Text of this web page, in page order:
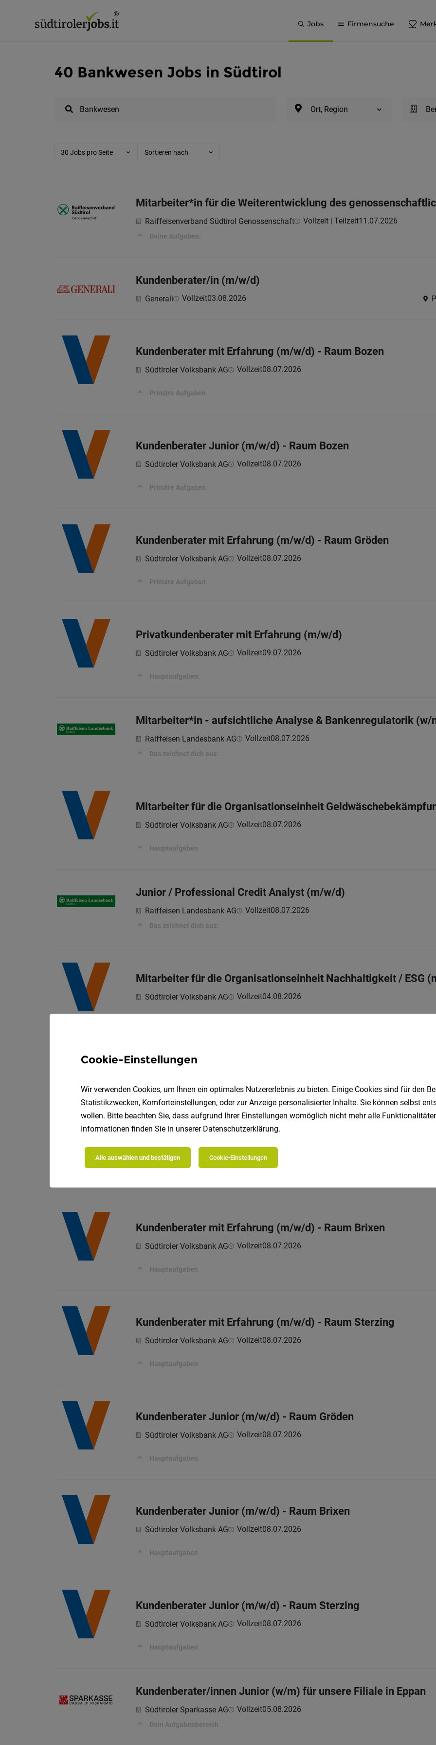
Jobs Firmensuche
40 Bankwesen Jobs in Südtirol
Ort, Region
30 Jobs pro Seite Sortieren nach
Mitarbeiter*in für die Weiterentwicklung des
Raiffeisenverband Südtirol Genossenschaft Vollzeit | Teilzeit11.07.2026
Deine Aufgaben:
Kundenberater/in (m/w/d)
Generali Vollzeit03.08.2026
Kundenberater mit Erfahrung (m/w/d) - Raum Bozen
Südtiroler Volksbank AG Vollzeit08.07.2026
Primäre Aufgaben
Kundenberater Junior (m/w/d) - Raum Bozen
Südtiroler Volksbank AG Vollzeit08.07.2026
Primäre Aufgaben
Kundenberater mit Erfahrung (m/w/d) - Raum Gröden
Südtiroler Volksbank AG Vollzeit08.07.2026
Primäre Aufgaben
Privatkundenberater mit Erfahrung (m/w/d)
Südtiroler Volksbank AG Vollzeit09.07.2026
Hauptaufgaben:
Mitarbeiter*in - aufsichtliche Analyse & Bankenregulatorik (w/
Raiffeisen Landesbank AG Vollzeit08.07.2026
Das zeichnet dich aus:
Mitarbeiter für die Organisationseinheit
Südtiroler Volksbank AG Vollzeit08.07.2026
Hauptaufgaben
Junior / Professional Credit Analyst (m/w/d)
Raiffeisen Landesbank AG Vollzeit08.07.2026
Das zeichnet dich aus:
Mitarbeiter für die Organisationseinheit Nachhaltigkeit / ESG
Südtiroler Volksbank AG Vollzeit04.08.2026
Kundenberater (m/w/d)
Raiffeisen Landesbank AG Vollzeit
Kundenberater mit Erfahrung (m/w/d) - Raum Brixen
Südtiroler Volksbank AG Vollzeit08.07.2026
Hauptaufgaben
Kundenberater mit Erfahrung (m/w/d) - Raum Sterzing
Südtiroler Volksbank AG Vollzeit08.07.2026
Hauptaufgaben
Kundenberater Junior (m/w/d) - Raum Gröden
Südtiroler Volksbank AG Vollzeit08.07.2026
Hauptaufgaben
Kundenberater Junior (m/w/d) - Raum Brixen
Südtiroler Volksbank AG Vollzeit08.07.2026
Hauptaufgaben
Kundenberater Junior (m/w/d) - Raum Sterzing
Südtiroler Volksbank AG Vollzeit08.07.2026
Hauptaufgaben
Kundenberater/innen Junior (w/m) für unsere Filiale in Eppan
Südtiroler Sparkasse AG Vollzeit05.08.2026
Dein Aufgabenbereich
Cookie-Einstellungen
Wir verwenden Cookies, um Ihnen ein optimales Nutzererlebnis zu bieten. Einige Cookies sind für den
Statistikzwecken, Komforteinstellungen, oder zur Anzeige personalisierter Inhalte. Sie können selbst
wollen. Bitte beachten Sie, dass aufgrund Ihrer Einstellungen womöglich nicht mehr alle
Informationen finden Sie in unserer Datenschutzerklärung.
Alle auswählen und bestätigen Cookie-Einstellungen